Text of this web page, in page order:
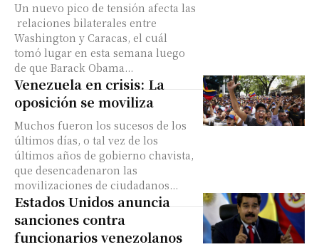
Un nuevo pico de tensión afecta las
relaciones bilaterales entre
Washington y Caracas, el cuál
tomó lugar en esta semana luego
de que Barack Obama...
Venezuela en crisis: La
oposición se moviliza
Muchos fueron los sucesos de los
últimos días, o tal vez de los
últimos años de gobierno chavista,
que desencadenaron las
movilizaciones de ciudadanos...
Estados Unidos anuncia
sanciones contra
funcionarios venezolanos